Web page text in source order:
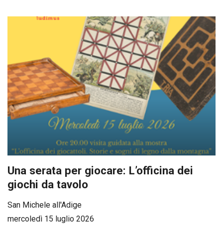
Una serata per giocare: L’officina dei
giochi da tavolo
San Michele all'Adige
mercoledì 15 luglio 2026